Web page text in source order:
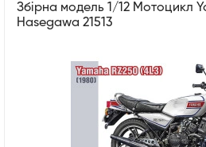
Збірна модель 1/12 Мотоцикл
Hasegawa 21513